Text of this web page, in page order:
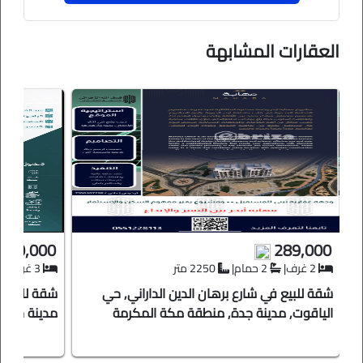
💵 المبـلغ المطلـوب : 289,000 ﷼ .
قابل للتفـاوض .
البيع مسسستعجل .
🤝 الصفـة : مباشرة مع المالك .
📞 للتواصـل : 0530306556 .
🎥 لتزويد بمقطع فديو الرجاء التواصل على الواتساب .
رقم رخصة فال : 1100236155
العقارات المشابهة
289,000
|
|
شقة للبيع في شارع برهان الدين الداراني, حي
الياقوت, مدينة جدة, منطقة مكة المكرمة
شقة
مدينة